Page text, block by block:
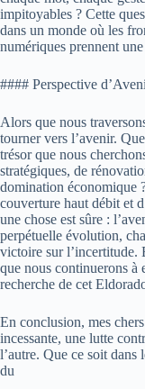
impitoyables ? Cette
dans un monde où les
numériques prennent
#### Perspective
Alors que nous
tourner vers l’avenir.
trésor que nous
stratégiques, de
domination économique
couverture haut débit et
une chose est sûre :
perpétuelle évolution,
victoire sur l’incertitude.
que nous continuerons à
recherche de cet
En conclusion, mes
incessante, une lutte
l’autre. Que ce soit dans
du